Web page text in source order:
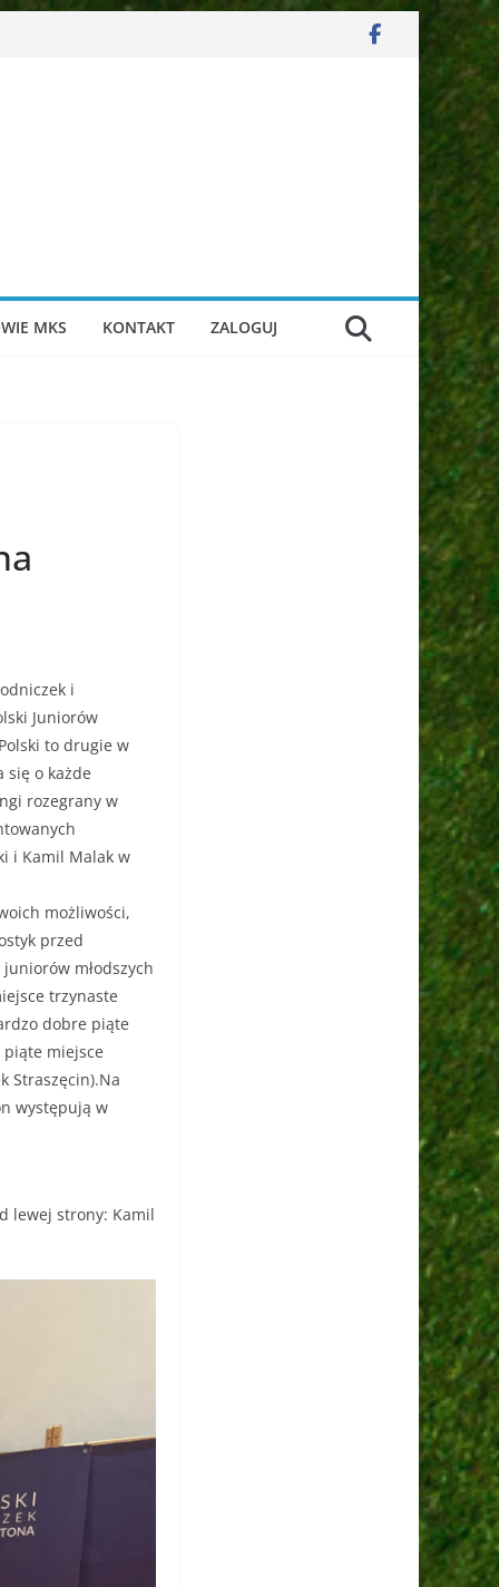
MKS KONTAKT ZALOGUJ
i
Juniorów
to drugie w
o każde
rozegrany w
i Kamil Malak w
możliwości,
przed
młodszych
trzynaste
dobre piąte
piąte miejsce
Straszęcin).Na
występują w
lewej strony: Kamil